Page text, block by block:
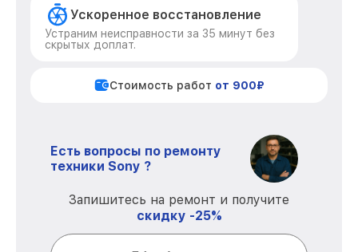
Ускоренное восстановление
Устраним неисправности за 35 минут без
скрытых доплат.
Стоимость работ от 900₽
Есть вопросы по ремонту
техники Sony ?
Запишитесь на ремонт и получите
скидку -25%